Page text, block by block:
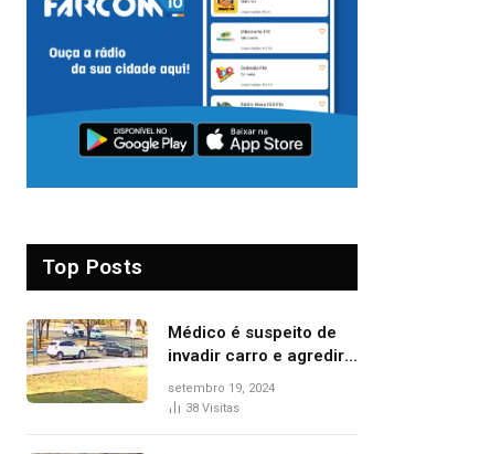
Top Posts
Médico é suspeito de
invadir carro e agredir
delegado aposentado
durante confusão no
setembro 19, 2024
38 Visitas